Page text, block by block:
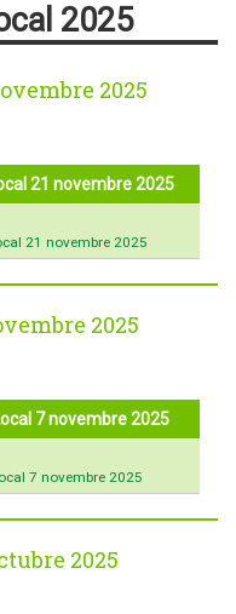
2025
2025
21 novembre 2025
21 novembre 2025
2025
7 novembre 2025
7 novembre 2025
2025